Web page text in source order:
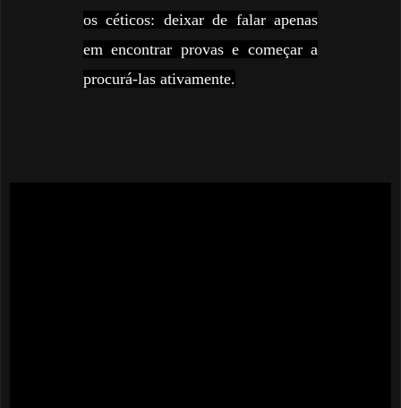
os céticos: deixar de falar apenas
em encontrar provas e começar a
procurá-las ativamente.